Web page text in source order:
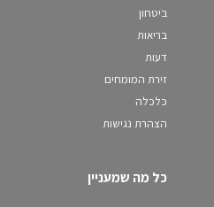
ביטחון
בריאות
דעות
זירת המומחים
כלכלה
הצהרת נגישות
כל מה שמעניין